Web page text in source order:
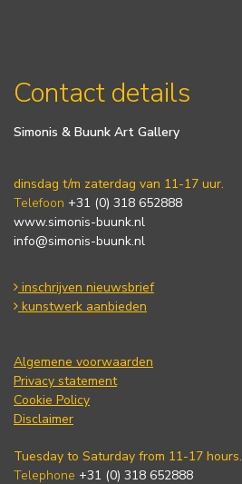
Contact details
Simonis & Buunk Art Gallery
dinsdag t/m zaterdag van 11-17 uur.
Telefoon +31 (0) 318 652888
www.simonis-buunk.nl
info@simonis-buunk.nl
inschrijven nieuwsbrief
kunstwerk aanbieden
Algemene voorwaarden
Privacy statement
Cookie Policy
Disclaimer
Tuesday to Saturday from 11-17 hours.
Telephone +31 (0) 318 652888